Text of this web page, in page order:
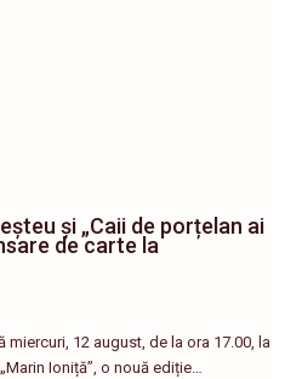
și „Caii de porțelan ai
de carte la
12 august, de la ora 17.00, la
Ioniță”, o nouă ediție…